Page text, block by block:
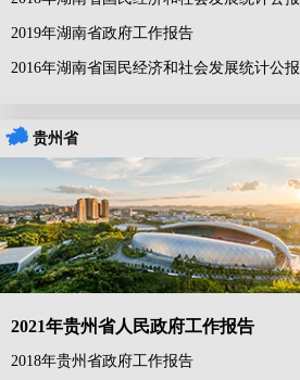
2019年湖南省政府工作报告
2016年湖南省国民经济和社会发展统计公报
贵州省
2021年贵州省人民政府工作报告
2018年贵州省政府工作报告